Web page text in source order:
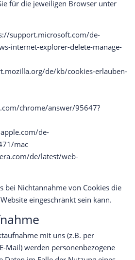
für die jeweiligen Browser unter
support.microsoft.com/de-
internet-explorer-delete-manage-
de/kb/cookies-erlauben-
chrome/answer/95647?
de-
mac
de/latest/web-
bei Nichtannahme von Cookies die
eingeschränkt sein kann.
mit uns (z.B. per
Mail) werden personenbezogene